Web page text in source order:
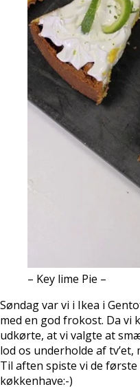
– Key lime Pie –
Søndag var vi i Ikea i
med en god frokost. Da vi
udkørte, at vi valgte at
lod os underholde af
Til aften spiste vi de
køkkenhave:-)